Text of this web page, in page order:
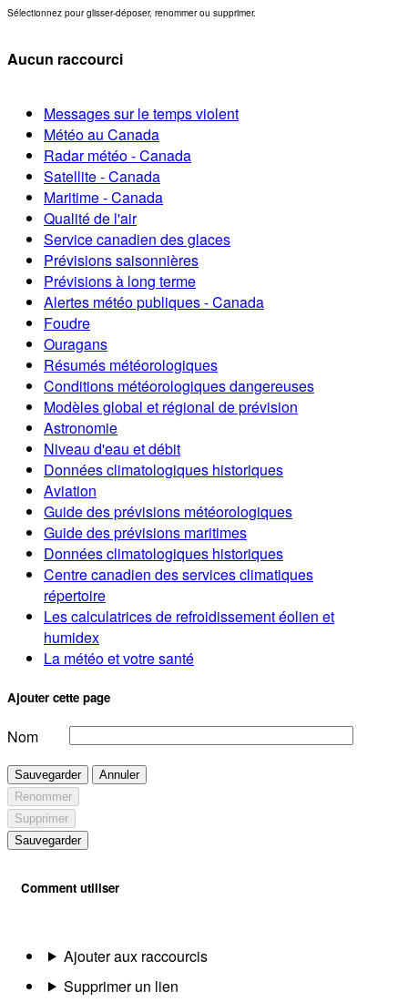
Sélectionnez pour glisser-déposer, renommer ou supprimer.
Aucun raccourci
Messages sur le temps violent
Météo au Canada
Radar météo - Canada
Satellite - Canada
Maritime - Canada
Qualité de l'air
Service canadien des glaces
Prévisions saisonnières
Prévisions à long terme
Alertes météo publiques - Canada
Foudre
Ouragans
Résumés météorologiques
Conditions météorologiques dangereuses
Modèles global et régional de prévision
Astronomie
Niveau d'eau et débit
Données climatologiques historiques
Aviation
Guide des prévisions météorologiques
Guide des prévisions maritimes
Données climatologiques historiques
Centre canadien des services climatiques
répertoire
Les calculatrices de refroidissement éolien et
humidex
La météo et votre santé
Ajouter cette page
Nom
Sauvegarder
Annuler
Renommer
Supprimer
Sauvegarder
Comment utiliser
Ajouter aux raccourcis
Supprimer un lien